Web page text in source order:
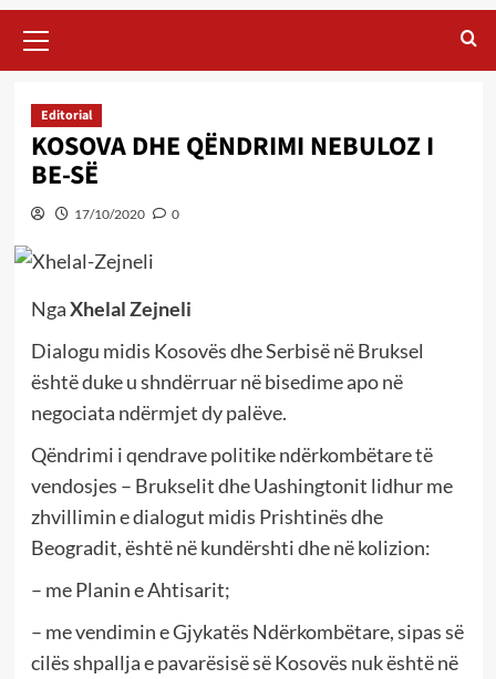
Menu
Editorial
KOSOVA DHE QËNDRIMI NEBULOZ I
BE-SË
17/10/2020 0
NgaXhelal Zejneli
Dialogu midis Kosovës dhe Serbisë në Bruksel
është duke u shndërruar në bisedime apo në
negociata ndërmjet dy palëve.
Qëndrimi i qendrave politike ndërkombëtare të
vendosjes – Brukselit dhe Uashingtonit lidhur me
zhvillimin e dialogut midis Prishtinës dhe
Beogradit, është në kundërshti dhe në kolizion:
– me Planin e Ahtisarit;
– me vendimin e Gjykatës Ndërkombëtare, sipas së
cilës shpallja e pavarësisë së Kosovës nuk është në